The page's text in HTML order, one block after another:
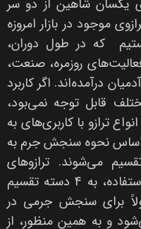
یکسان شاهین از دو سر
موجود در بازار امروزه
که در طول دوران،
روزمره، صنعت،
درآمده‌اند. اگر کاربرد
قابل توجه نمی‌بود،
ترازو با کاربری‌های به
اساس نحوه سنجش جرم به
می‌شوند. ترازوهای
دیجیتالی خود بر اساس حوزه‌ی استفاده، به 4 دسته تقسیم
برای سنجش جرمی در
و به همین منظور، از